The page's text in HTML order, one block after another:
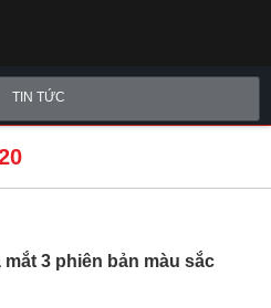
TIN TỨC
mắt 3 phiên bản màu sắc